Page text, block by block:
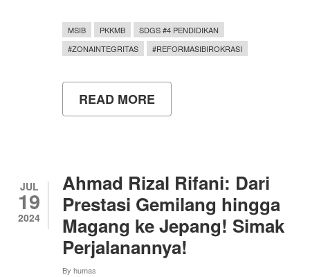
MSIB PKKMB
SDGS #4 PENDIDIKAN
#ZONAINTEGRITAS
#REFORMASIBIROKRASI
READ MORE
PKKMB
MENUJU
MAHASISWA
BERPRESTASI
JUL
19
2024
Ahmad Rizal Rifani: Dari
Prestasi Gemilang hingga
Magang ke Jepang! Simak
Perjalanannya!
By humas